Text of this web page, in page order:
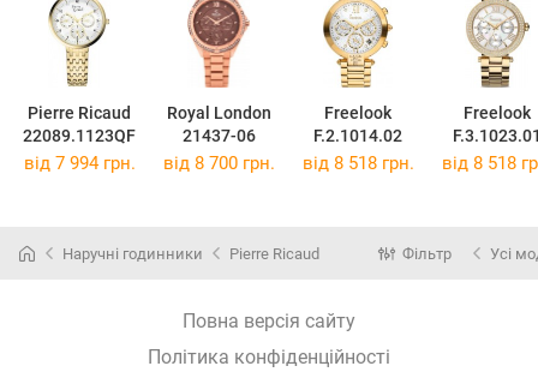
Pierre Ricaud
22089.1123QF
Royal London
21437-06
Freelook
F.2.1014.02
Freelook
від 7 994 грн. від 8 700 грн. від 8 518 грн. від 8 518
Наручні годинники Pierre Ricaud Фільтр Усі
Повна версія сайту
Політика конфіденційності